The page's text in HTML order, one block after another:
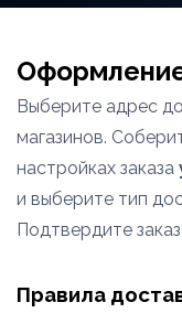
Выберите адрес
магазинов.
настройках заказа
и выберите тип
Подтвердите
Правила